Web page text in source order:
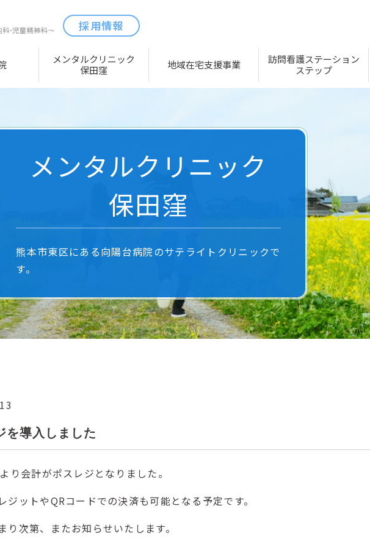
採用情報
メンタルクリニック
保田窪
地域在宅支援事業
訪問看護ステーション
ステップ
メンタルクリニック
保田窪
熊本市東区にある向陽台病院のサテライトクリニックで
す。
を導入しました
り会計がポスレジとなりました。
ジットやQRコードでの決済も可能となる予定です。
り次第、またお知らせいたします。